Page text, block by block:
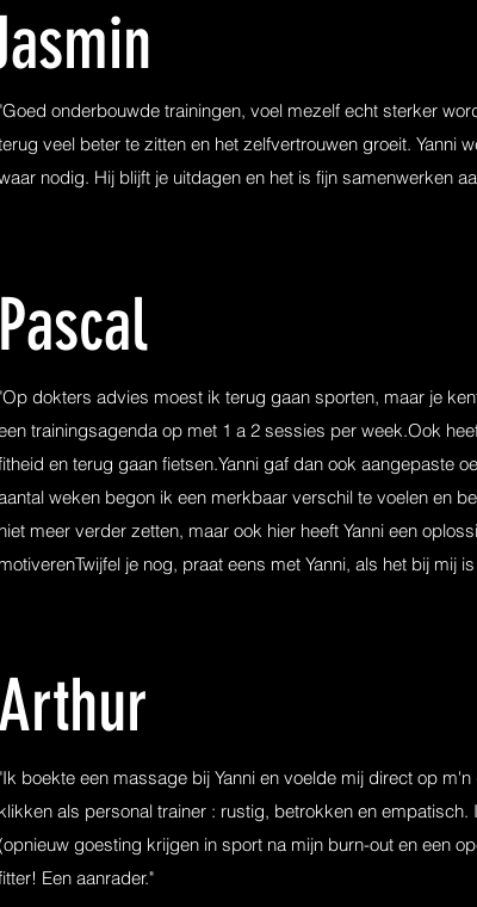
onderbouwde trainingen, voel mezelf echt sterker
veel beter te zitten en het zelfvertrouwen groeit. Yanni
nodig. Hij blijft je uitdagen en het is fijn samenwerken
Pascal
dokters advies moest ik terug gaan sporten, maar je
trainingsagenda op met 1 a 2 sessies per week.Ook
en terug gaan fietsen.Yanni gaf dan ook aangepaste
weken begon ik een merkbaar verschil te voelen en
niet meer verder zetten, maar ook hier heeft Yanni een
motiverenTwijfel je nog, praat eens met Yanni, als het bij mij
Arthur
boekte een massage bij Yanni en voelde mij direct op
klikken als personal trainer : rustig, betrokken en
goesting krijgen in sport na mijn burn-out en een
Een aanrader."